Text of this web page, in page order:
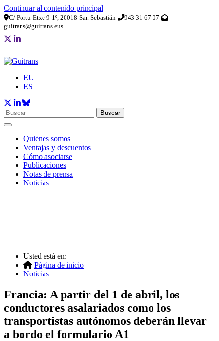
Continuar al contenido principal
C/ Portu-Etxe 9-1º, 20018-San Sebastián
943 31 67 07
guitrans@guitrans.eus
EU
ES
Buscar
Quiénes somos
Ventajas y descuentos
Cómo asociarse
Publicaciones
Notas de prensa
Noticias
Usted está en:
Página de inicio
Noticias
Francia: A partir del 1 de abril, los
conductores asalariados como los
transportistas autónomos deberán llevar
a bordo el formulario A1